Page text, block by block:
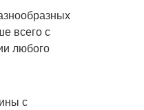
всего с
любого
с